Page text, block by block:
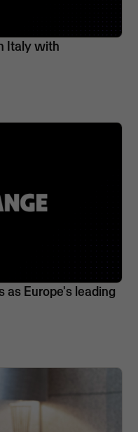
Italy with
as Europe's leading